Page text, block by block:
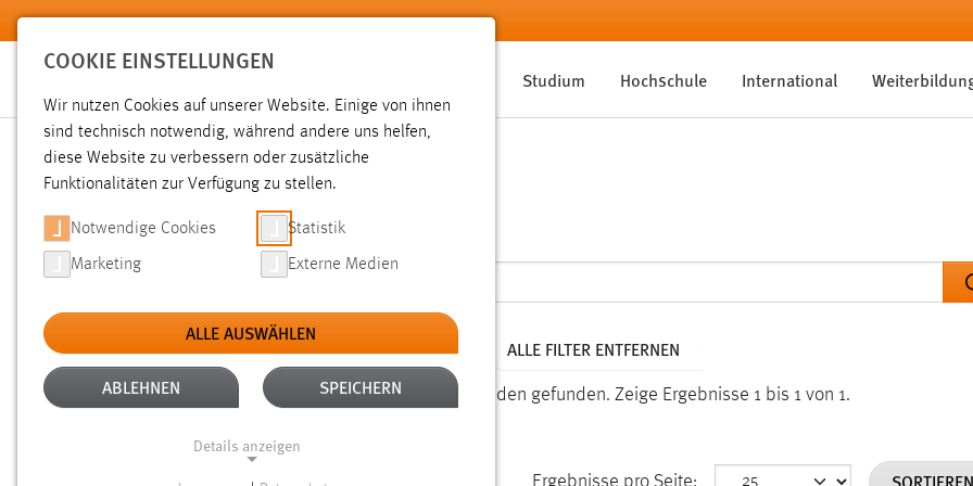
Zum Hauptinhalt springen
Studium Hochschule International
SUCHE
Aktive Filter: TYP: LINKS ALTER: ÜBER EIN JAHR ALLE FILTER ENTFERNEN
Gesucht nach "moodle". Es wurde 1 Ergebnis in 44 Millisekunden gefunden. Zeige Ergebnisse 1 bis 1 von 1.
Ergebnisse pro Seite:
COOKIE EINSTELLUNGEN
Wir nutzen Cookies auf unserer Website. Einige von ihnen
sind technisch notwendig, während andere uns helfen,
diese Website zu verbessern oder zusätzliche
Funktionalitäten zur Verfügung zu stellen.
Notwendige Cookies Statistik
Marketing Externe Medien
ALLE AUSWÄHLEN
ABLEHNEN SPEICHERN
Details anzeigen